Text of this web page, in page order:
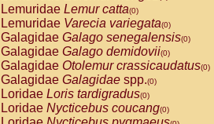
AtelidaeAlouatta seniculus
AtelidaeAlouattaspp.(0)
AtelidaeAteles belzebuth(0)
AtelidaeAteles geoffroyi(0)
AtelidaeAteles paniscus(0)
AtelidaeAtelesspp.(0)
Atelidae Lagothrix lagothricha
AtelidaeLagothrix lagothricha cana
PitheciidaeCacajao calvus
Lemuridae Lemur catta(0)
Lemuridae Varecia variegata(0)
Galagidae Galago senegalensis(0)
Galagidae Galago demidovii(0)
Galagidae Otolemur crassicaudatus(0)
Galagidae Galagidae spp.(0)
Loridae Loris tardigradus(0)
Loridae Nycticebus coucang(0)